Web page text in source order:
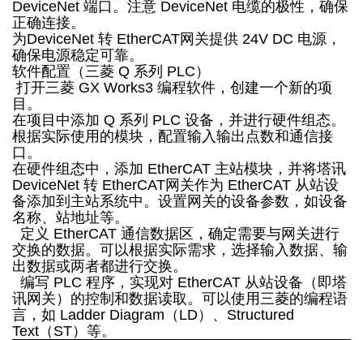
DeviceNet 端口。注意 DeviceNet 电缆的极性，确保
正确连接。
为DeviceNet 转 EtherCAT网关提供 24V DC 电源，
确保电源稳定可靠。
软件配置（三菱 Q 系列 PLC）
打开三菱 GX Works3 编程软件，创建一个新的项
目。
在项目中添加 Q 系列 PLC 设备，并进行硬件组态。
根据实际使用的模块，配置输入输出点数和通信接
口。
在硬件组态中，添加 EtherCAT 主站模块，并将塔讯
DeviceNet 转 EtherCAT网关作为 EtherCAT 从站设
备添加到主站系统中。设置网关的设备参数，如设备
名称、站地址等。
定义 EtherCAT 通信数据区，确定需要与网关进行
交换的数据。可以根据实际需求，选择输入数据、输
出数据或两者都进行交换。
编写 PLC 程序，实现对 EtherCAT 从站设备（即塔
讯网关）的控制和数据读取。可以使用三菱的编程语
言，如 Ladder Diagram（LD）、Structured
Text（ST）等。